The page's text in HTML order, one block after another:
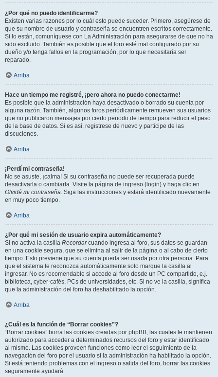
¿Por qué no puedo identificarme?
Existen varias razones por lo cuál esto puede suceder. Primero, asegúrese de
que su nombre de usuario y contraseña se encuentren escritos correctamente.
Si lo están, comuníquese con La Administración para asegurarse de que no ha
sido excluido. También es posible que el foro esté mal configurado por su
dueño y/o tenga fallos en la programación, por lo que necesitaría ser
reparado.
Arriba
Hace un tiempo me registré, ¡pero ahora no puedo conectarme!
Es posible que la administración haya desactivado o borrado su cuenta por
alguna razón. También, algunos foros periódicamente remueven sus usuarios
que no publicaron mensajes por cierto periodo de tiempo para reducir el peso
de la base de datos. Si es así, registrese de nuevo y participe de las
discuciones.
Arriba
¡Perdí mi contraseña!
No se asuste, ¡calma! Si su contraseña no puede ser recuperada puede
desactivarla o cambiarla. Visite la página de ingreso (login) y haga clic en
Olvidé mi contraseña. Siga las instrucciones y estará identificado nuevamente
en muy poco tiempo.
Arriba
¿Por qué mi sesión de usuario expira automáticamente?
Si no activa la casilla Recordarcuando ingresa al foro, sus datos se guardan
en una cookie segura, que se elimina al salir de la página o al cabo de cierto
tiempo. Esto previene que su cuenta pueda ser usada por otra persona. Para
que el sistema le reconozca automáticamente solo marque la casilla al
ingresar. No es recomendable si accede al foro desde un PC compartido, e.j.
biblioteca, cyber-cafés, PCs de universidades, etc. Si no ve la casilla, significa
que la administración del foro ha deshabilitado la opción.
Arriba
¿Cuál es la función de “Borrar cookies”?
“Borrar cookies” borra las cookies creadas por phpBB, las cuales le mantienen
autorizado para acceder a determinados recursos del foro y estar identificado
al mismo. Las cookies proveen funciones como leer el seguimiento de la
navegación del foro por el usuario si la administración ha habilitado la opción.
Si está teniendo problemas con el ingreso o salida del foro, borrar las cookies
seguramente ayudará.